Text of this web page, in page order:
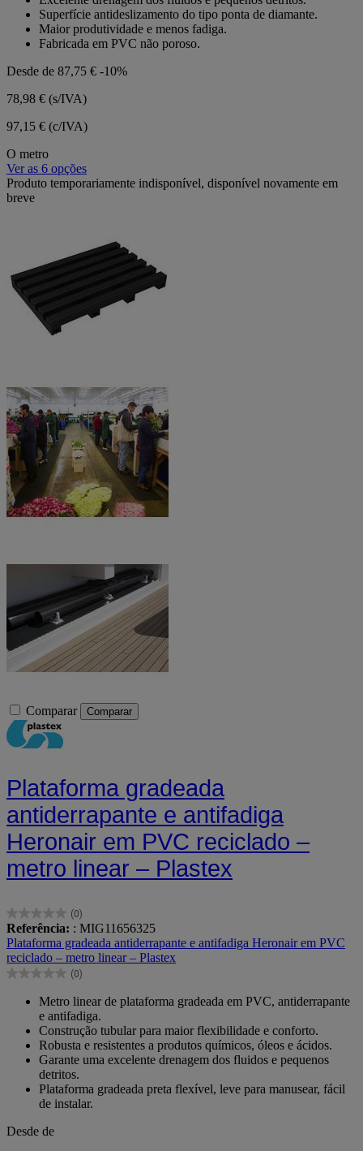
Superfície antideslizamento do tipo ponta de diamante.
Maior produtividade e menos fadiga.
Fabricada em PVC não poroso.
Desde de 87,75 € -10%
78,98 € (s/IVA)
97,15 € (c/IVA)
O metro
Ver as 6 opções
Produto temporariamente indisponível, disponível novamente em
breve
Comparar Comparar
Plataforma gradeada
antiderrapante e antifadiga
Heronair em PVC reciclado –
metro linear – Plastex
(0)
0.0
em
5
estrelas.
Referência: : MIG11656325
Plataforma gradeada antiderrapante e antifadiga Heronair em PVC
reciclado – metro linear – Plastex
(0)
0.0
estrelas.
Metro linear de plataforma gradeada em PVC, antiderrapante
e antifadiga.
Construção tubular para maior flexibilidade e conforto.
Robusta e resistentes a produtos químicos, óleos e ácidos.
Garante uma excelente drenagem dos fluidos e pequenos
detritos.
Plataforma gradeada preta flexível, leve para manusear, fácil
de instalar.
Desde de